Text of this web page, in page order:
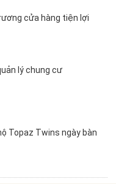
cửa hàng tiện lợi
lý chung cư
Topaz Twins ngày bàn